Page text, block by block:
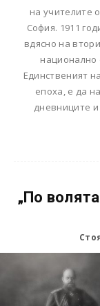
на учителите
София. 1911
вдясно на
национално
Единственият
епоха, е да
дневниците и
„По